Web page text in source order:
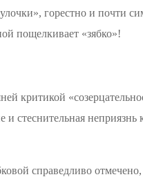
горестно и почти
пощелкивает «зябко»!
критикой
стеснительная
справедливо